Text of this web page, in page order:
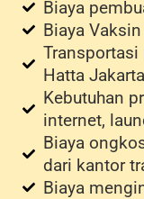
Biaya
Biaya
Transportasi
Hatta Jakarta
Kebutuhan
internet,
Biaya
dari kantor
Biaya